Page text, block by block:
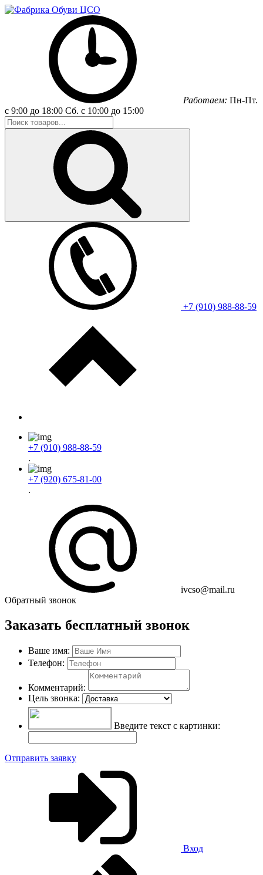
Работаем: Пн-Пт.
с 9:00 до 18:00 Сб. с 10:00 до 15:00
+7 (910) 988-88-59
+7 (910) 988-88-59
.
+7 (920) 675-81-00
.
ivcso@mail.ru
Обратный звонок
Заказать бесплатный звонок
Ваше имя:
Телефон:
Комментарий:
Цель звонка:
Введите текст с картинки:
Отправить заявку
Вход